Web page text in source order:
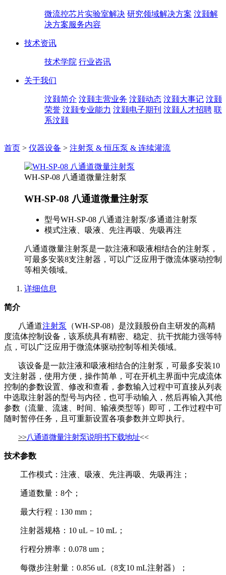
微流控芯片实验室解决 研究领域解决方案 汶颢解
决方案服务内容
技术资讯
技术学院 行业咨讯
关于我们
汶颢简介 汶颢主营业务 汶颢动态 汶颢大事记 汶颢
荣誉 汶颢专业能力 汶颢电子期刊 汶颢人才招聘 联
系汶颢
首页 > 仪器设备 > 注射泵 & 恒压泵 & 连续灌流
WH-SP-08 八通道微量注射泵
WH-SP-08 八通道微量注射泵
型号WH-SP-08 八通道注射泵/多通道注射泵
模式注液、吸液、先注再吸、先吸再注
八通道微量注射泵是一款注液和吸液相结合的注射泵，
可最多安装8支注射器，可以广泛应用于微流体驱动控制
等相关领域。
详细信息
简介
八通道注射泵 （WH-SP-08）是汶颢股份自主研发的高精
度流体控制设备，该系统具有精密、稳定、抗干扰能力强等特
点，可以广泛应用于微流体驱动控制等相关领域。
该设备是一款注液和吸液相结合的注射泵，可最多安装10
支注射器，使用方便，操作简单，可在开机主界面中完成流体
控制的参数设置、修改和查看，参数输入过程中可直接从列表
中选取注射器的型号与内径，也可手动输入，然后再输入其他
参数（流量、流速、时间、输液类型等）即可，工作过程中可
随时暂停任务，且可重新设置各项参数并立即执行。
>>八通道微量注射泵说明书下载地址<<
技术参数
工作模式：注液、吸液、先注再吸、先吸再注；
通道数量：8个；
最大行程：130 mm；
注射器规格：10 uL－10 mL；
行程分辨率：0.078 um；
每微步注射量：0.856 uL（8支10 mL注射器）；